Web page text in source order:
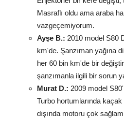
Masraflı oldu ama araba
vazgeçemiyorum.
Ayşe B.: 2010 model S80
km'de. Şanzıman yağına
her 60 bin km'de bir
şanzımanla ilgili bir sorun
Murat D.: 2009 model
Turbo hortumlarında
dışında motoru çok